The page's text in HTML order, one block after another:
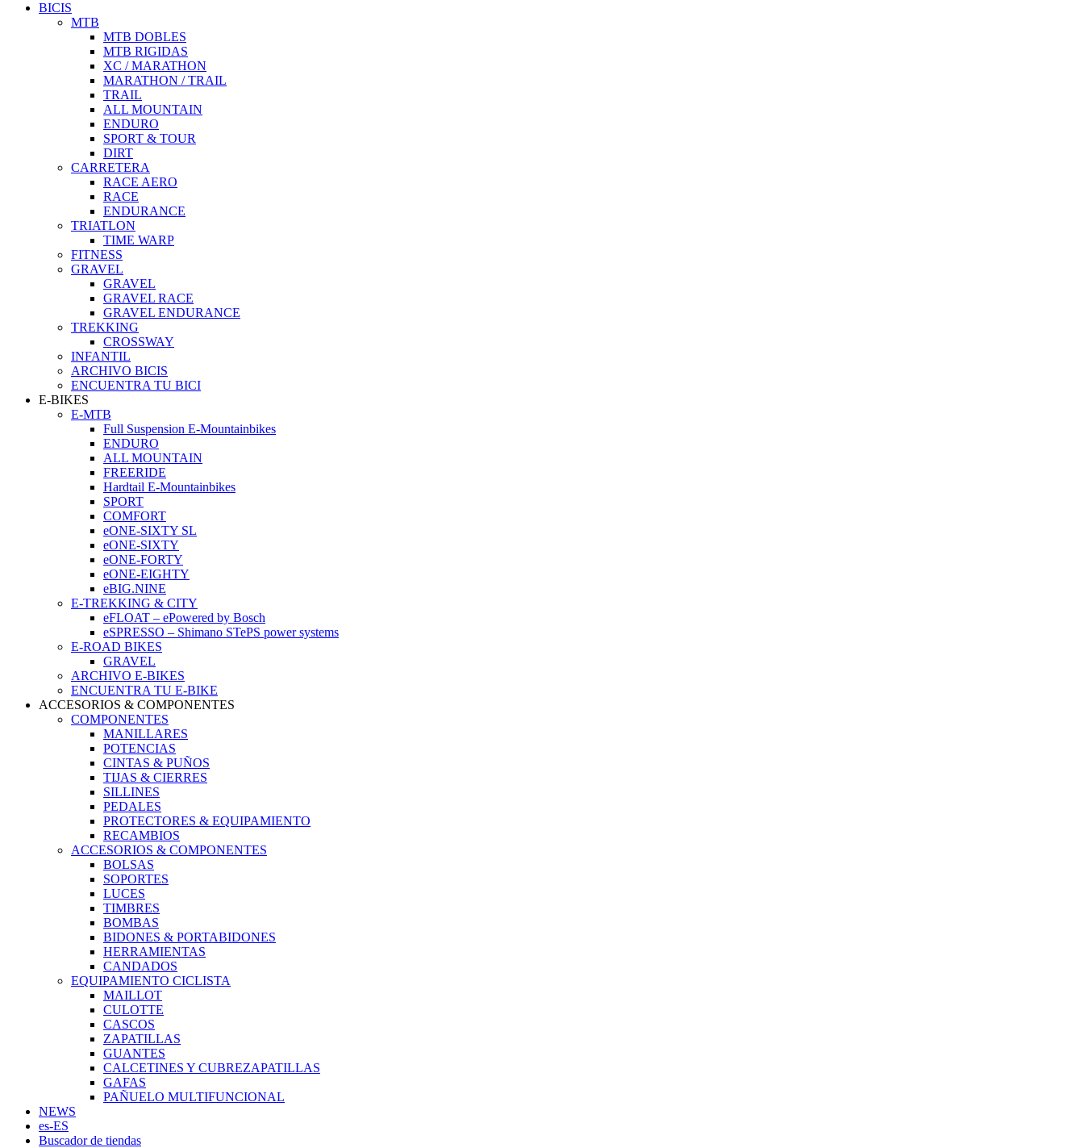
BICIS
MTB
MTB DOBLES
MTB RIGIDAS
XC / MARATHON
MARATHON / TRAIL
TRAIL
ALL MOUNTAIN
ENDURO
SPORT & TOUR
DIRT
CARRETERA
RACE AERO
RACE
ENDURANCE
TRIATLON
TIME WARP
FITNESS
GRAVEL
GRAVEL
GRAVEL RACE
GRAVEL ENDURANCE
TREKKING
CROSSWAY
INFANTIL
ARCHIVO BICIS
ENCUENTRA TU BICI
E-BIKES
E-MTB
Full Suspension E-Mountainbikes
ENDURO
ALL MOUNTAIN
FREERIDE
Hardtail E-Mountainbikes
SPORT
COMFORT
eONE-SIXTY SL
eONE-SIXTY
eONE-FORTY
eONE-EIGHTY
eBIG.NINE
E-TREKKING & CITY
eFLOAT – ePowered by Bosch
eSPRESSO – Shimano STePS power systems
E-ROAD BIKES
GRAVEL
ARCHIVO E-BIKES
ENCUENTRA TU E-BIKE
ACCESORIOS & COMPONENTES
COMPONENTES
MANILLARES
POTENCIAS
CINTAS & PUÑOS
TIJAS & CIERRES
SILLINES
PEDALES
PROTECTORES & EQUIPAMIENTO
RECAMBIOS
ACCESORIOS & COMPONENTES
BOLSAS
SOPORTES
LUCES
TIMBRES
BOMBAS
BIDONES & PORTABIDONES
HERRAMIENTAS
CANDADOS
EQUIPAMIENTO CICLISTA
MAILLOT
CULOTTE
CASCOS
ZAPATILLAS
GUANTES
CALCETINES Y CUBREZAPATILLAS
GAFAS
PAÑUELO MULTIFUNCIONAL
NEWS
es-ES
Buscador de tiendas